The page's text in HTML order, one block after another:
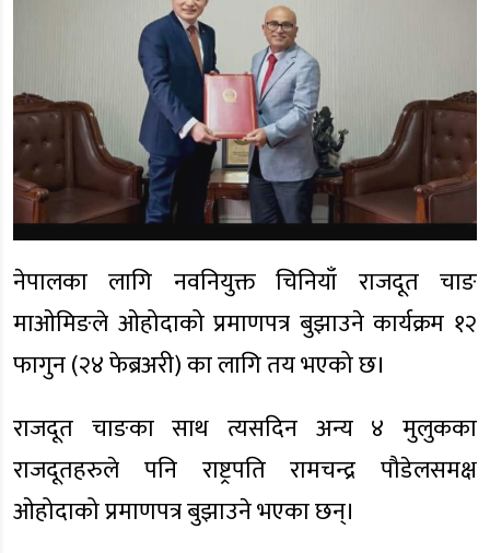
नेपालका लागि नवनियुक्त चिनियाँ राजदूत चाङ
माओमिङले ओहोदाको प्रमाणपत्र बुझाउने कार्यक्रम १२
फागुन (२४ फेब्रअरी) का लागि तय भएको छ।
राजदूत चाङका साथ त्यसदिन अन्य ४ मुलुकका
राजदूतहरुले पनि राष्ट्रपति रामचन्द्र पौडेलसमक्ष
ओहोदाको प्रमाणपत्र बुझाउने भएका छन्।